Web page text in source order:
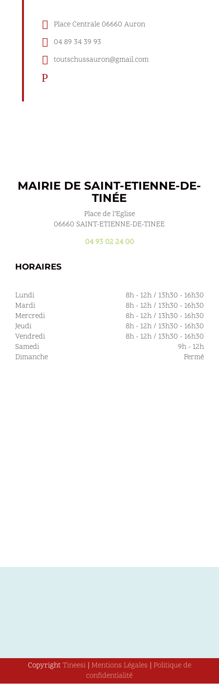
 Place Centrale 06660 Auron
 04 89 34 39 93
 toutschussauron@gmail.com
P
MAIRIE DE SAINT-ETIENNE-DE-
TINÉE
Place de l’Eglise
06660 SAINT-ETIENNE-DE-TINEE
04 93 02 24 00
HORAIRES
Lundi
8h - 12h / 13h30 - 16h30
Mardi
8h - 12h / 13h30 - 16h30
Mercredi
8h - 12h / 13h30 - 16h30
Jeudi
8h - 12h / 13h30 - 16h30
Vendredi
8h - 12h / 13h30 - 16h30
Samedi
9h - 12h
Dimanche
Fermé
CopyrightTineesi| Mentions Légales | Politique de
confidentialité